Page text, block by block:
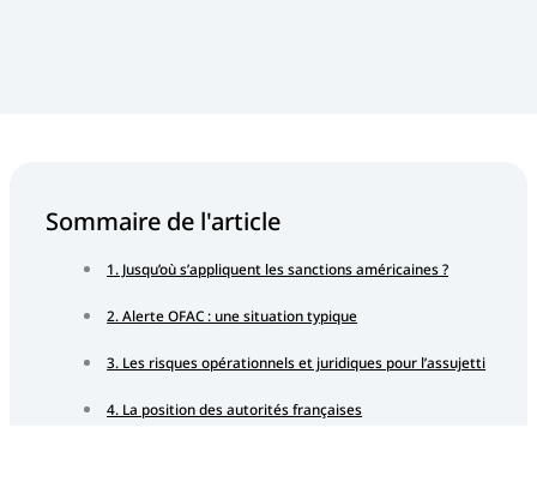
Sommaire de l'article
1. Jusqu’où s’appliquent les sanctions américaines ?
2. Alerte OFAC : une situation typique
3. Les risques opérationnels et juridiques pour l’assujetti
4. La position des autorités françaises